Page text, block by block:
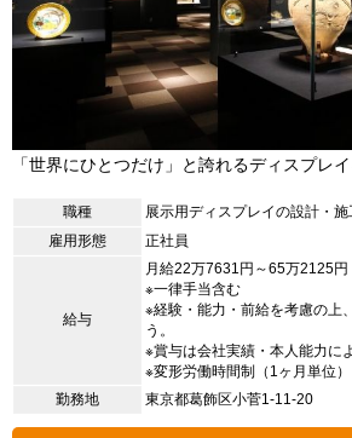
「世界にひとつだけ」と誇れるディスプレ
職種
展示用ディスプレイの設計・施
雇用形態
正社員
給与
月給22万7631円～65万2125円
※一律手当含む
※経験・能力・前給を考慮の上
う。
※賞与は会社実績・本人能力に
※変形労働時間制（1ヶ月単位）
勤務地
東京都葛飾区小菅1-11-20